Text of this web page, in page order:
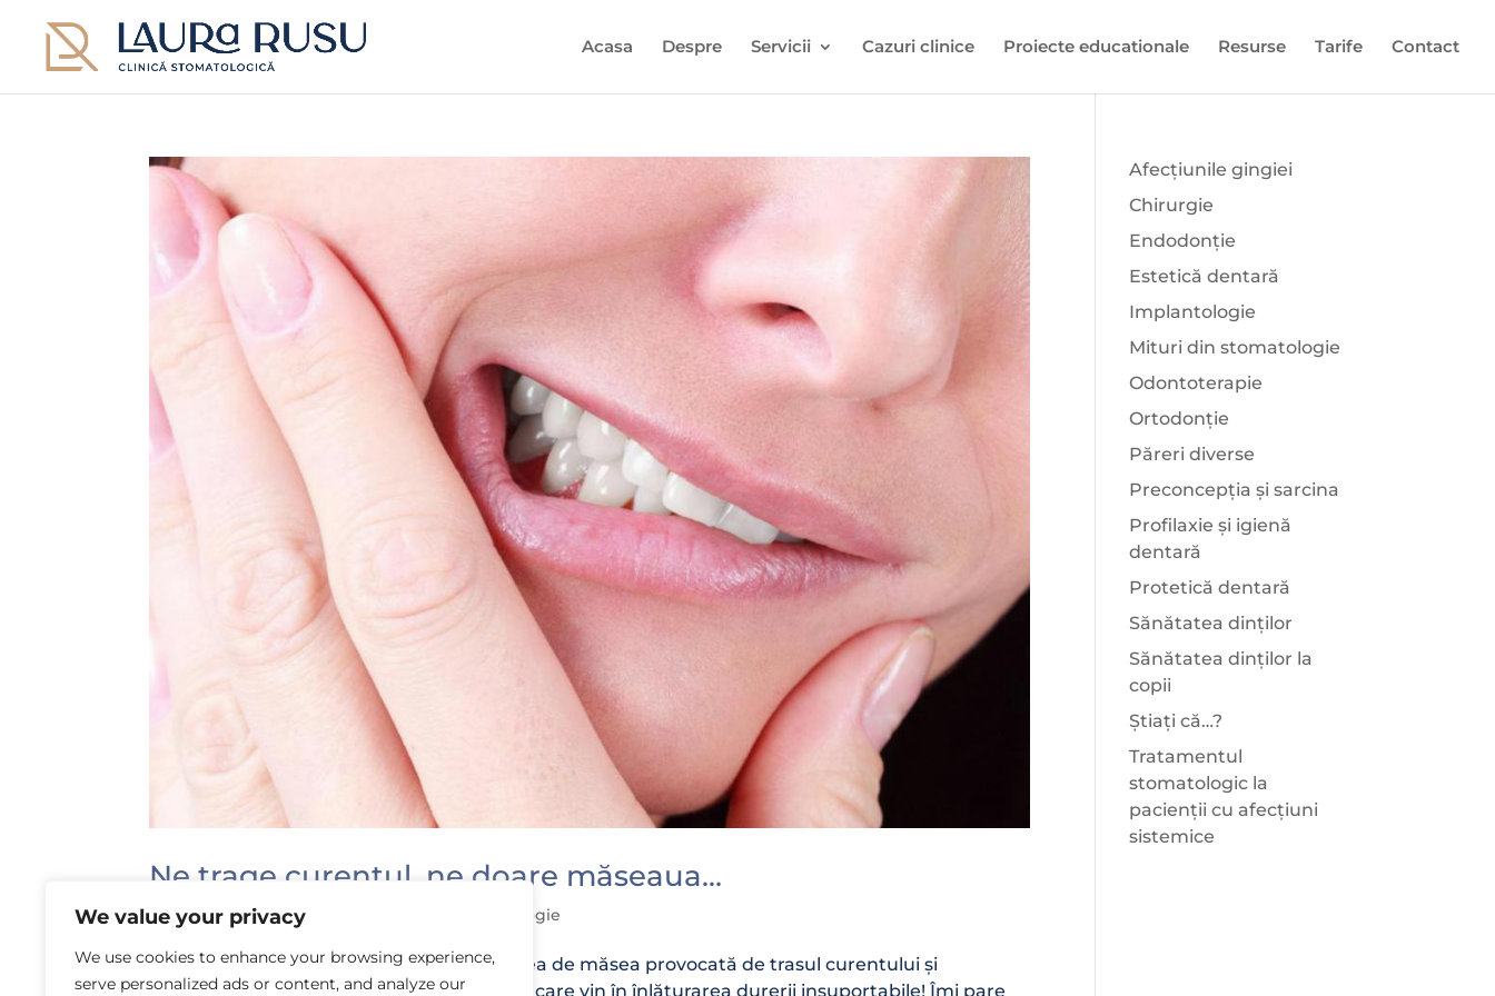
We value your privacy
We use cookies to enhance your browsing experience,
serve personalized ads or content, and analyze our
Acasa Despre Servicii Cazuri clinice Proiecte educationale Resurse Tarife Contact
Ne trage curentul, ne doare măseaua…
by Laura Rusu|Jul 22, 2015 Mituri din stomatologie
Cred că fiecare dintre noi a auzit de durerea de măsea provocată de trasul curentului și
bineînțeles de cunoscutele leacuri băbești care vin în înlăturarea durerii insuportabile! Îmi pare
Afecțiunile gingiei
Chirurgie
Endodonție
Estetică dentară
Implantologie
Mituri din stomatologie
Odontoterapie
Ortodonție
Păreri diverse
Preconcepția și sarcina
Profilaxie și igienă
dentară
Protetică dentară
Sănătatea dinților
Sănătatea dinților la
copii
Știați că…?
Tratamentul
stomatologic la
pacienții cu afecțiuni
sistemice